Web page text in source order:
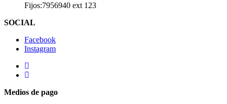
Fijos:7956940 ext 123
SOCIAL
Facebook
Instagram
Medios de pago